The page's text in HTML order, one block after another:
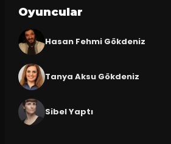
Oyuncular
Hasan Fehmi Gökdeniz
Tanya Aksu Gökdeniz
Sibel Yaptı